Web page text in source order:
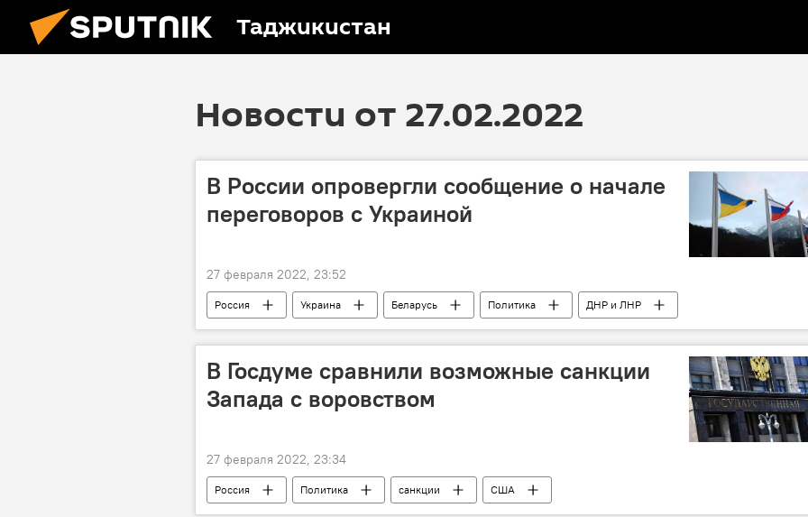
Таджикистан
Новости от 27.02.2022
В России опровергли сообщение о начале
переговоров с Украиной
27 февраля 2022, 23:52
Россия Украина Беларусь Политика
ДНР и ЛНР
Спецоперация России по защите Донбасса: последние новости
В Госдуме сравнили возможные санкции
Запада с воровством
27 февраля 2022, 23:34
Россия Политика санкции США